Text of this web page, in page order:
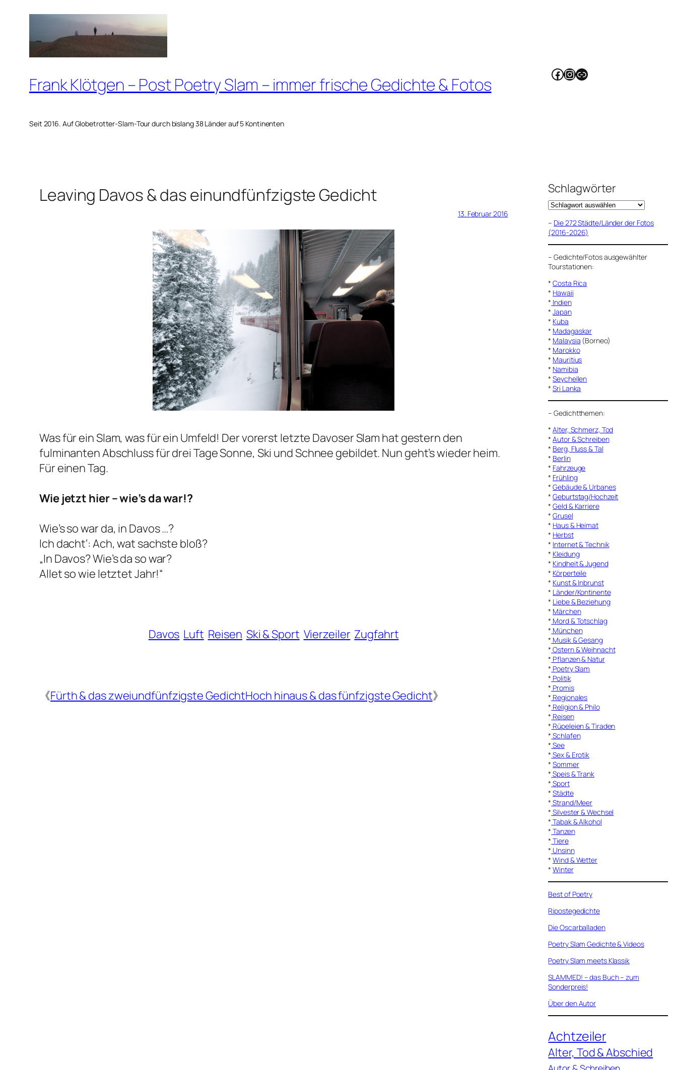
springen
Frank Klötgen – Post Poetry Slam – immer frische Gedichte & Fotos
Seit 2016. Auf Globetrotter-Slam-Tour durch bislang 38 Länder auf 5 Kontinenten
Facebook
Instagram
Link
Leaving Davos & das einundfünfzigste Gedicht
13. Februar 2016
Was für ein Slam, was für ein Umfeld! Der vorerst letzte Davoser Slam hat gestern den
fulminanten Abschluss für drei Tage Sonne, Ski und Schnee gebildet. Nun geht’s wieder heim.
Für einen Tag.
Wie jetzt hier – wie’s da war!?
Wie’s so war da, in Davos …?
Ich dacht‘: Ach, wat sachste bloß?
„In Davos? Wie’s da so war?
Allet so wie letztet Jahr!“
Davos Luft Reisen Ski & Sport Vierzeiler Zugfahrt
《Fürth & das zweiundfünfzigste GedichtHoch hinaus & das fünfzigste Gedicht》
Schlagwörter
– Die 272 Städte/Länder der Fotos
(2016-2026)
–Gedichte/Fotos ausgewählter
Tourstationen:
*Costa Rica
* Hawaii
* Indien
*Japan
* Kuba
* Madagaskar
* Malaysia (Borneo)
* Marokko
* Mauritius
* Namibia
*Seychellen
*Sri Lanka
–Gedichtthemen:
*Alter, Schmerz, Tod
*Autor & Schreiben
* Berg, Fluss & Tal
* Berlin
* Fahrzeuge
* Frühling
*Gebäude & Urbanes
*Geburtstag/Hochzeit
*Geld & Karriere
*Grusel
* Haus & Heimat
* Herbst
* Internet & Technik
* Kleidung
* Kindheit & Jugend
* Körperteile
* Kunst & Inbrunst
* Länder/Kontinente
* Liebe & Beziehung
* Märchen
* Mord & Totschlag
* München
* Musik & Gesang
* Ostern & Weihnacht
* Pflanzen & Natur
* Poetry Slam
* Politik
* Promis
* Regionales
* Religion & Philo
* Reisen
* Rüpeleien & Tiraden
* Schlafen
* See
* Sex & Erotik
*Sommer
* Speis & Trank
* Sport
*Städte
* Strand/Meer
* Silvester & Wechsel
* Tabak & Alkohol
* Tanzen
* Tiere
* Unsinn
*Wind & Wetter
*Winter
Best of Poetry
Ripostegedichte
Die Oscarballaden
Poetry Slam Gedichte & Videos
Poetry Slam meets Klassik
SLAMMED! – das Buch – zum
Sonderpreis!
Über den Autor
Achtzeiler
Alter, Tod & Abschied